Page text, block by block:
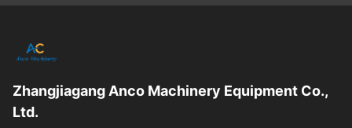
Zhangjiagang Anco Machinery Equipment Co.,
Ltd.